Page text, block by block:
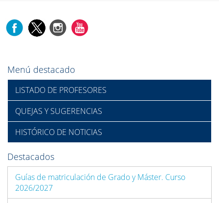
Menú destacado
LISTADO DE PROFESORES
QUEJAS Y SUGERENCIAS
HISTÓRICO DE NOTICIAS
Destacados
Guías de matriculación de Grado y Máster. Curso
2026/2027